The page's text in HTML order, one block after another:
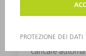
Smart
Con Smart
caricare